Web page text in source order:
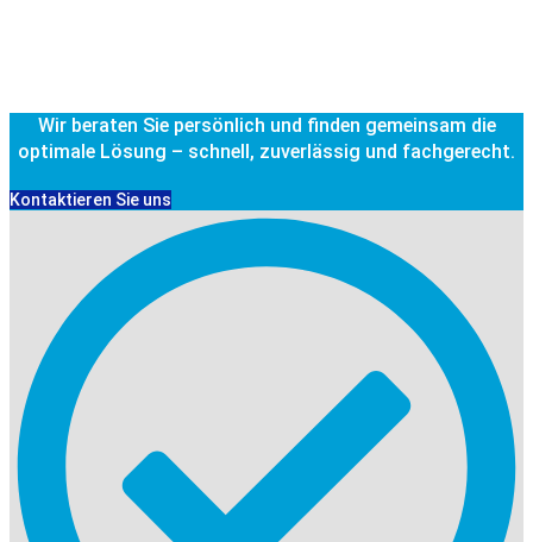
Wir beraten Sie persönlich und finden gemeinsam die
optimale Lösung – schnell, zuverlässig und fachgerecht.
Kontaktieren Sie uns